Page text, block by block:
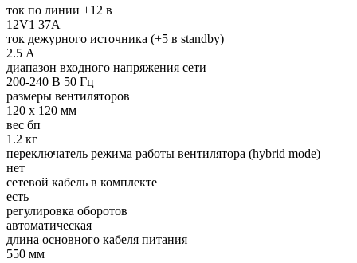
ток по линии +12 в
12V1 37A
ток дежурного источника (+5 в standby)
2.5 А
диапазон входного напряжения сети
200-240 В 50 Гц
размеры вентиляторов
120 x 120 мм
вес бп
1.2 кг
переключатель режима работы вентилятора (hybrid mode)
нет
сетевой кабель в комплекте
есть
регулировка оборотов
автоматическая
длина основного кабеля питания
550 мм